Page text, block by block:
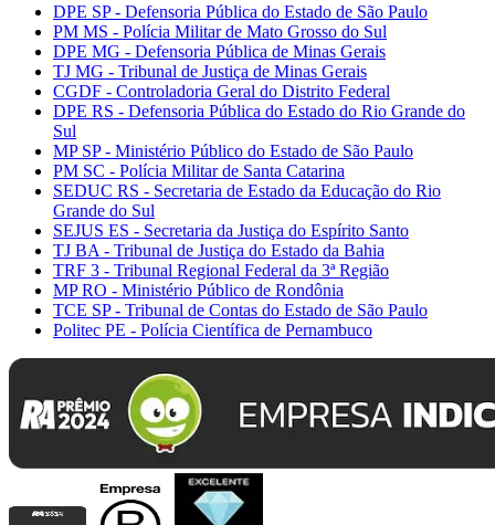
DPE SP - Defensoria Pública do Estado de São Paulo
PM MS - Polícia Militar de Mato Grosso do Sul
DPE MG - Defensoria Pública de Minas Gerais
TJ MG - Tribunal de Justiça de Minas Gerais
CGDF - Controladoria Geral do Distrito Federal
DPE RS - Defensoria Pública do Estado do Rio Grande do
Sul
MP SP - Ministério Público do Estado de São Paulo
PM SC - Polícia Militar de Santa Catarina
SEDUC RS - Secretaria de Estado da Educação do Rio
Grande do Sul
SEJUS ES - Secretaria da Justiça do Espírito Santo
TJ BA - Tribunal de Justiça do Estado da Bahia
TRF 3 - Tribunal Regional Federal da 3ª Região
MP RO - Ministério Público de Rondônia
TCE SP - Tribunal de Contas do Estado de São Paulo
Politec PE - Polícia Científica de Pernambuco